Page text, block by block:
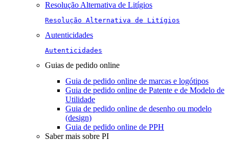
Resolução Alternativa de Litígios
Resolução Alternativa de Litígios
Autenticidades
Autenticidades
Guias de pedido online
Guia de pedido online de marcas e logótipos
Guia de pedido online de Patente e de Modelo de
Utilidade
Guia de pedido online de desenho ou modelo
(design)
Guia de pedido online de PPH
Saber mais sobre PI